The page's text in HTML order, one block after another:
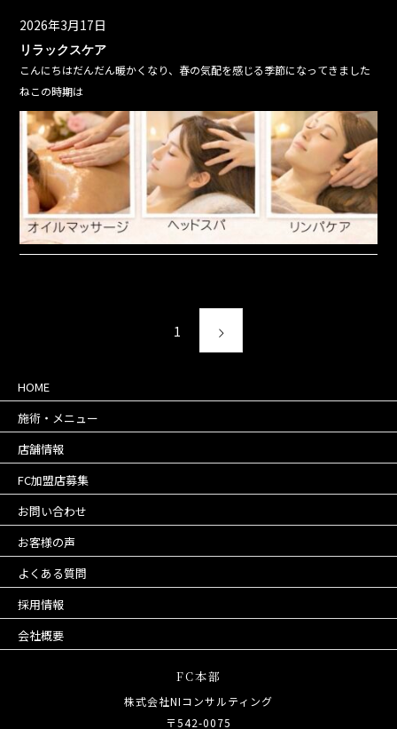
2026年3月17日
リラックスケア
こんにちはだんだん暖かくなり、春の気配を感じる季節になってきました
ねこの時期は
1
HOME
施術・メニュー
店舗情報
FC加盟店募集
お問い合わせ
お客様の声
よくある質問
採用情報
会社概要
FC本部
株式会社NIコンサルティング
〒542-0075